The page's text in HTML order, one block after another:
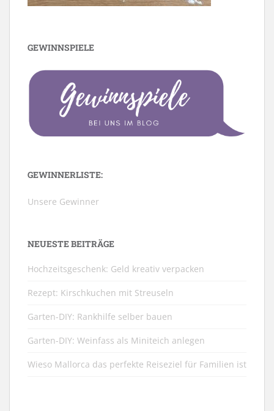
GEWINNSPIELE
GEWINNERLISTE:
Unsere Gewinner
NEUESTE BEITRÄGE
Hochzeitsgeschenk: Geld kreativ verpacken
Rezept: Kirschkuchen mit Streuseln
Garten-DIY: Rankhilfe selber bauen
Garten-DIY: Weinfass als Miniteich anlegen
Wieso Mallorca das perfekte Reiseziel für Familien ist